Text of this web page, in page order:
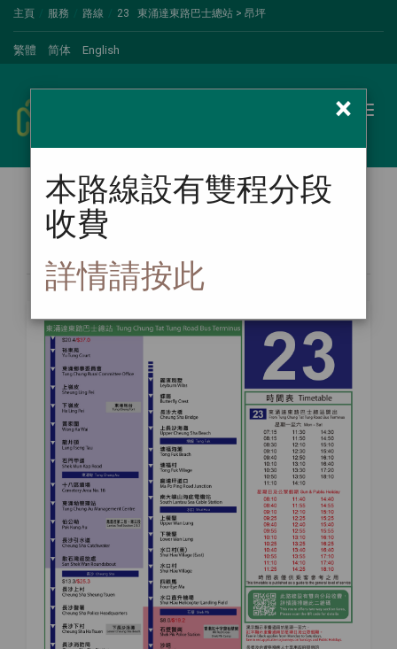
主頁 服務 路線 23 東涌達東路巴士總站 > 昂坪
繁體 简体 English
路線圖
×
本路線設有雙程分段
收費
詳情請按此